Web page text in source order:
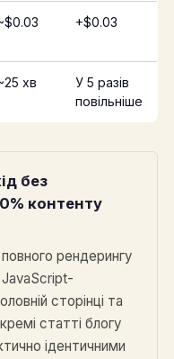
+$0.03
хв
У 5 разів
повільніше
без
контенту
рендерингу
сторінці та
статті блогу
ідентичними